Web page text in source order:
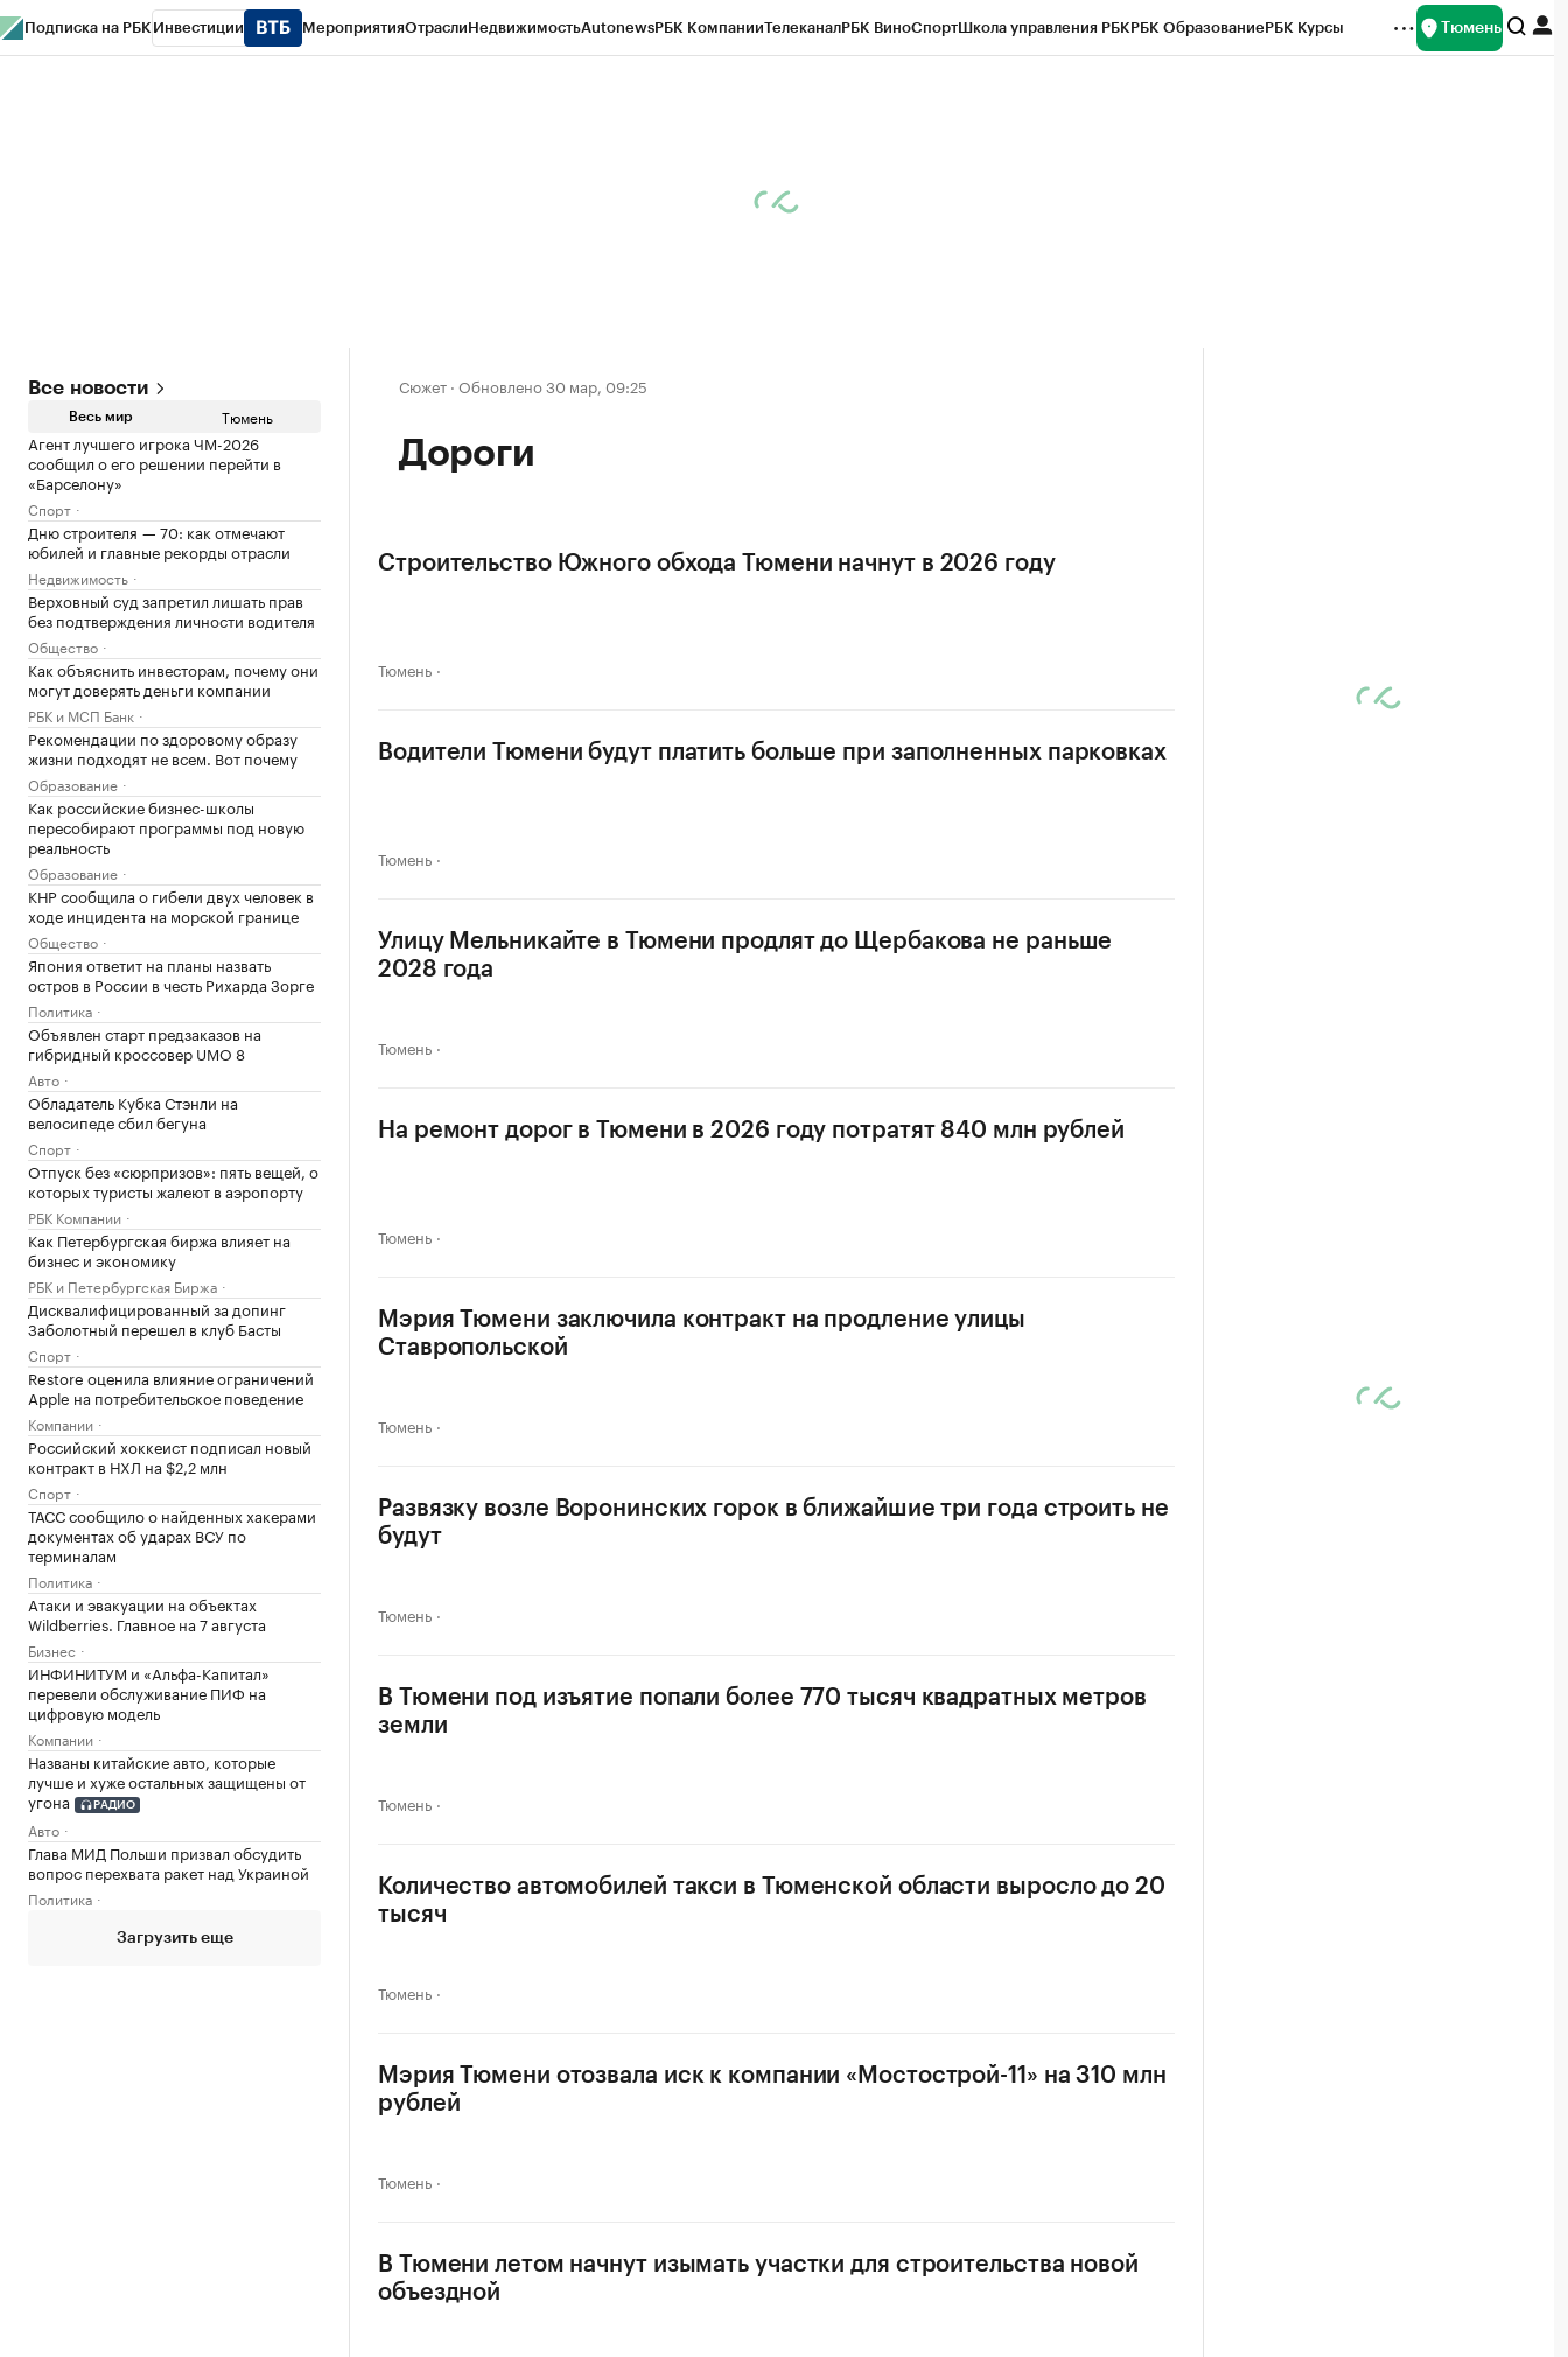
Подписка на РБК Инвестиции МероприятияОтраслиНедвижимостьAutonewsРБК КомпанииТелеканалРБК ВиноСпортШкола управления РБКРБК ОбразованиеРБК Курсы Тюмень
Все новости
Весь мир Тюмень
Агент лучшего игрока ЧМ-2026
сообщил о его решении перейти в
«Барселону»
Спорт
Дню строителя — 70: как отмечают
юбилей и главные рекорды отрасли
Недвижимость
Верховный суд запретил лишать прав
без подтверждения личности водителя
Общество
Как объяснить инвесторам, почему они
могут доверять деньги компании
РБК и МСП Банк
Рекомендации по здоровому образу
жизни подходят не всем. Вот почему
Образование
Как российские бизнес-школы
пересобирают программы под новую
реальность
Образование
КНР сообщила о гибели двух человек в
ходе инцидента на морской границе
Общество
Япония ответит на планы назвать
остров в России в честь Рихарда Зорге
Политика
Объявлен старт предзаказов на
гибридный кроссовер UMO 8
Авто
Обладатель Кубка Стэнли на
велосипеде сбил бегуна
Спорт
Отпуск без «сюрпризов»: пять вещей, о
которых туристы жалеют в аэропорту
РБК Компании
Как Петербургская биржа влияет на
бизнес и экономику
РБК и Петербургская Биржа
Дисквалифицированный за допинг
Заболотный перешел в клуб Басты
Спорт
Restore оценила влияние ограничений
Apple на потребительское поведение
Компании
Российский хоккеист подписал новый
контракт в НХЛ на $2,2 млн
Спорт
ТАСС сообщило о найденных хакерами
документах об ударах ВСУ по
терминалам
Политика
Атаки и эвакуации на объектах
Wildberries. Главное на 7 августа
Бизнес
ИНФИНИТУМ и «Альфа-Капитал»
перевели обслуживание ПИФ на
цифровую модель
Компании
Названы китайские авто, которые
лучше и хуже остальных защищены от
угона
РАДИО
Авто
Глава МИД Польши призвал обсудить
вопрос перехвата ракет над Украиной
Политика
Загрузить еще
Сюжет · Обновлено 30 мар, 09:25
Дороги
Строительство Южного обхода Тюмени начнут в 2026 году
Тюмень
Водители Тюмени будут платить больше при заполненных парковках
Тюмень
Улицу Мельникайте в Тюмени продлят до Щербакова не раньше
2028 года
Тюмень
На ремонт дорог в Тюмени в 2026 году потратят 840 млн рублей
Тюмень
Мэрия Тюмени заключила контракт на продление улицы
Ставропольской
Тюмень
Развязку возле Воронинских горок в ближайшие три года строить не
будут
Тюмень
В Тюмени под изъятие попали более 770 тысяч квадратных метров
земли
Тюмень
Количество автомобилей такси в Тюменской области выросло до 20
тысяч
Тюмень
Мэрия Тюмени отозвала иск к компании «Мостострой-11» на 310 млн
рублей
Тюмень
В Тюмени летом начнут изымать участки для строительства новой
объездной